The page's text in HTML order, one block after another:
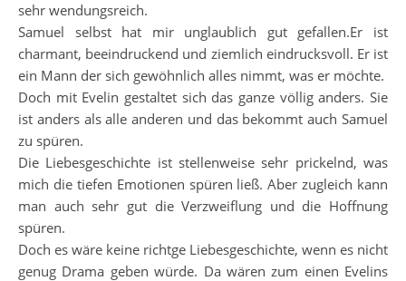
sehr wendungsreich.
Samuel selbst hat mir unglaublich gut gefallen.Er ist
charmant, beeindruckend und ziemlich eindrucksvoll. Er ist
ein Mann der sich gewöhnlich alles nimmt, was er möchte.
Doch mit Evelin gestaltet sich das ganze völlig anders. Sie
ist anders als alle anderen und das bekommt auch Samuel
zu spüren.
Die Liebesgeschichte ist stellenweise sehr prickelnd, was
mich die tiefen Emotionen spüren ließ. Aber zugleich kann
man auch sehr gut die Verzweiflung und die Hoffnung
spüren.
Doch es wäre keine richtge Liebesgeschichte, wenn es nicht
genug Drama geben würde. Da wären zum einen Evelins